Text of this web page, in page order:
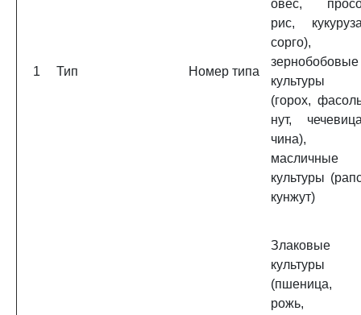
1 Тип Номер типа
овес,
рис,
сорго),
зернобобовые
культуры
(горох,
нут,
чина),
масличные
культуры
кунжут)
Злаковые
культуры
(пшеница,
рожь,